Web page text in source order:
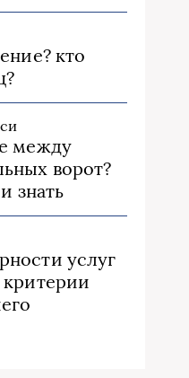
кто
между
ворот?
знать
услуг